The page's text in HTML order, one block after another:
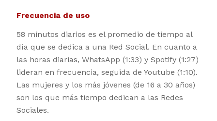
Frecuencia de uso
58 minutos diarios es el promedio de tiempo al
día que se dedica a una Red Social. En cuanto a
las horas diarias, WhatsApp (1:33) y Spotify (1:27)
lideran en frecuencia, seguida de Youtube (1:10).
Las mujeres y los más jóvenes (de 16 a 30 años)
son los que más tiempo dedican a las Redes
Sociales.